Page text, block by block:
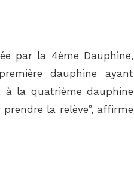
par la 4ème Dauphine,
dauphine ayant
à la quatrième dauphine
prendre la relève”, affirme